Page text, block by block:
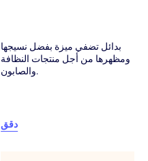
بدائل تضفي ميزة بفضل نسيجها
ومظهرها من أجل منتجات النظافة
والصابون.
دقق